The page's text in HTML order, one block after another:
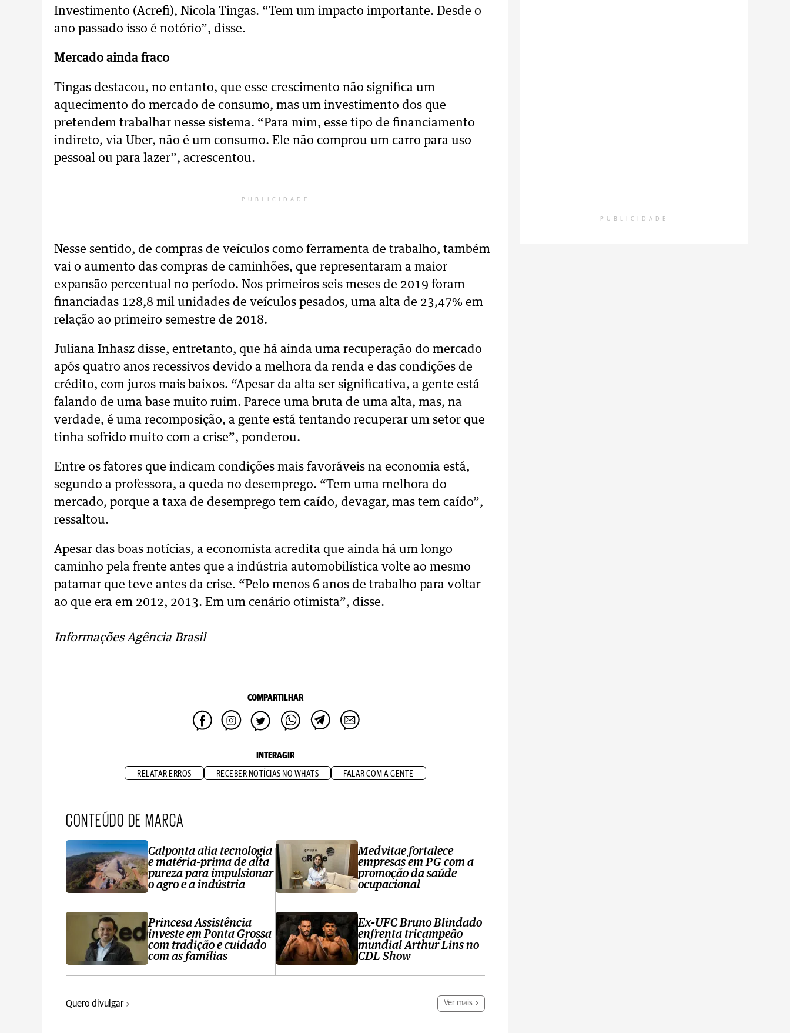
Investimento (Acrefi), Nicola Tingas. “Tem um impacto importante. Desde o
ano passado isso é notório”, disse.
Mercado ainda fraco
Tingas destacou, no entanto, que esse crescimento não significa um
aquecimento do mercado de consumo, mas um investimento dos que
pretendem trabalhar nesse sistema. “Para mim, esse tipo de financiamento
indireto, via Uber, não é um consumo. Ele não comprou um carro para uso
pessoal ou para lazer”, acrescentou.
PUBLICIDADE
Nesse sentido, de compras de veículos como ferramenta de trabalho, também
vai o aumento das compras de caminhões, que representaram a maior
expansão percentual no período. Nos primeiros seis meses de 2019 foram
financiadas 128,8 mil unidades de veículos pesados, uma alta de 23,47% em
relação ao primeiro semestre de 2018.
Juliana Inhasz disse, entretanto, que há ainda uma recuperação do mercado
após quatro anos recessivos devido a melhora da renda e das condições de
crédito, com juros mais baixos. “Apesar da alta ser significativa, a gente está
falando de uma base muito ruim. Parece uma bruta de uma alta, mas, na
verdade, é uma recomposição, a gente está tentando recuperar um setor que
tinha sofrido muito com a crise”, ponderou.
Entre os fatores que indicam condições mais favoráveis na economia está,
segundo a professora, a queda no desemprego. “Tem uma melhora do
mercado, porque a taxa de desemprego tem caído, devagar, mas tem caído”,
ressaltou.
Apesar das boas notícias, a economista acredita que ainda há um longo
caminho pela frente antes que a indústria automobilística volte ao mesmo
patamar que teve antes da crise. “Pelo menos 6 anos de trabalho para voltar
ao que era em 2012, 2013. Em um cenário otimista”, disse.
Informações Agência Brasil
COMPARTILHAR
INTERAGIR
RELATAR ERROS RECEBER NOTÍCIAS NO WHATS FALAR COM A GENTE
CONTEÚDO DE MARCA
Calponta alia tecnologia
e matéria-prima de alta
pureza para impulsionar
o agro e a indústria
Princesa Assistência
investe em Ponta Grossa
com tradição e cuidado
com as famílias
Medvitae fortalece
empresas em PG com a
promoção da saúde
ocupacional
Ex-UFC Bruno Blindado
enfrenta tricampeão
mundial Arthur Lins no
CDL Show
Quero divulgar Ver mais
PUBLICIDADE